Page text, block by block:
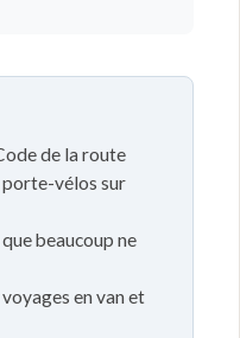
de la route
porte-vélos sur
beaucoup ne
en van et